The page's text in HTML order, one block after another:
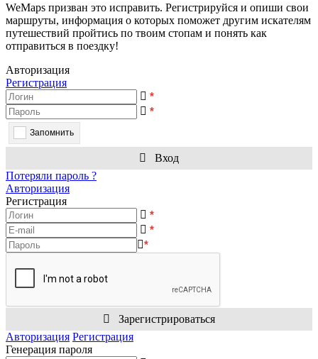
WeMaps призван это исправить. Регистрируйся и опиши свои
маршруты, информация о которых поможет другим искателям
путешествий пройтись по твоим стопам и понять как
отправиться в поездку!
Авторизация
Регистрация
*
*
Запомнить
Вход
Потеряли пароль ?
Авторизация
Регистрация
*
*
*
Зарегистрироваться
Авторизация Регистрация
Генерация пароля